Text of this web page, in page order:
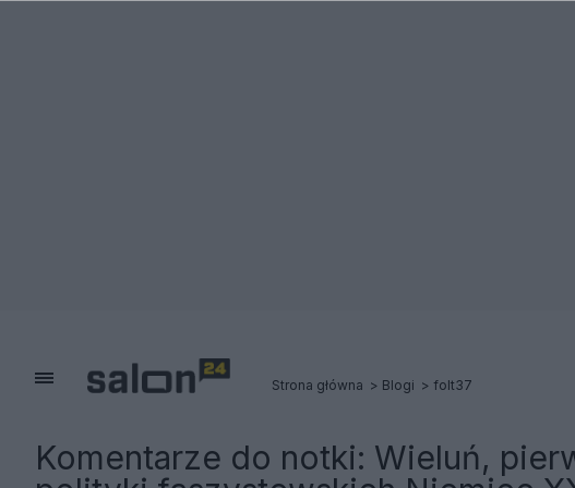
Strona główna Blogi folt37
Komentarze do notki: Wieluń,